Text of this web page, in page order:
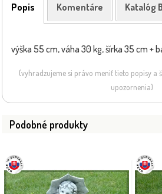
Popis Komentáre Katalóg
výška 55 cm, váha 30 kg, šírka 35 cm +
(vyhradzujeme si právo meniť tieto popisy a
upozornenia)
Podobné produkty